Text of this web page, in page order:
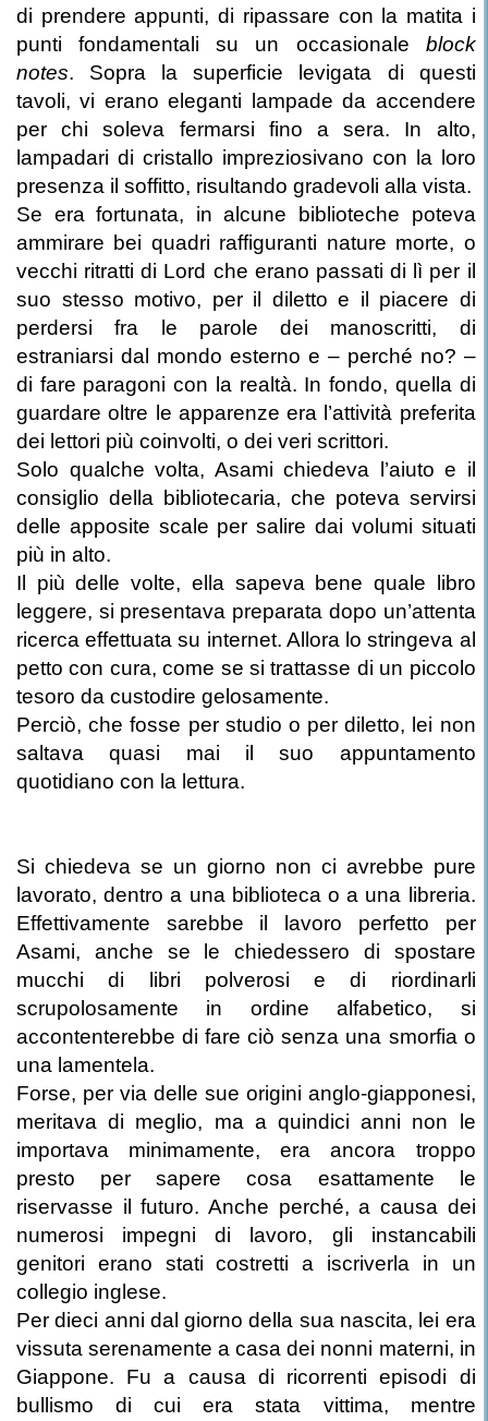
di prendere appunti, di ripassare con la matita i
punti fondamentali su un occasionale block
notes. Sopra la superficie levigata di questi
tavoli, vi erano eleganti lampade da accendere
per chi soleva fermarsi fino a sera. In alto,
lampadari di cristallo impreziosivano con la loro
presenza il soffitto, risultando gradevoli alla vista.
Se era fortunata, in alcune biblioteche poteva
ammirare bei quadri raffiguranti nature morte, o
vecchi ritratti di Lord che erano passati di lì per il
suo stesso motivo, per il diletto e il piacere di
perdersi fra le parole dei manoscritti, di
estraniarsi dal mondo esterno e – perché no? –
di fare paragoni con la realtà. In fondo, quella di
guardare oltre le apparenze era l’attività preferita
dei lettori più coinvolti, o dei veri scrittori.
Solo qualche volta, Asami chiedeva l’aiuto e il
consiglio della bibliotecaria, che poteva servirsi
delle apposite scale per salire dai volumi situati
più in alto.
Il più delle volte, ella sapeva bene quale libro
leggere, si presentava preparata dopo un’attenta
ricerca effettuata su internet. Allora lo stringeva al
petto con cura, come se si trattasse di un piccolo
tesoro da custodire gelosamente.
Perciò, che fosse per studio o per diletto, lei non
saltava quasi mai il suo appuntamento
quotidiano con la lettura.
Si chiedeva se un giorno non ci avrebbe pure
lavorato, dentro a una biblioteca o a una libreria.
Effettivamente sarebbe il lavoro perfetto per
Asami, anche se le chiedessero di spostare
mucchi di libri polverosi e di riordinarli
scrupolosamente in ordine alfabetico, si
accontenterebbe di fare ciò senza una smorfia o
una lamentela.
Forse, per via delle sue origini anglo-giapponesi,
meritava di meglio, ma a quindici anni non le
importava minimamente, era ancora troppo
presto per sapere cosa esattamente le
riservasse il futuro. Anche perché, a causa dei
numerosi impegni di lavoro, gli instancabili
genitori erano stati costretti a iscriverla in un
collegio inglese.
Per dieci anni dal giorno della sua nascita, lei era
vissuta serenamente a casa dei nonni materni, in
Giappone. Fu a causa di ricorrenti episodi di
bullismo di cui era stata vittima, mentre